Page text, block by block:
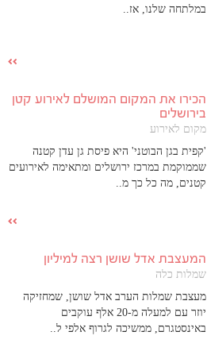
במלתחה שלנו, אז..
הכירו את המקום המושלם לאירוע קטן
בירושלים
מקום לאירוע
'קפית בגן הבוטני' היא פיסת גן עדן קטנה
שממוקמת במרכז ירושלים ומתאימה לאירועים
קטנים, מה כל כך מ..
המעצבת אדל שושן רצה למיליון
שמלות כלה
מעצבת שמלות הערב אדל שושן, שמחזיקה
יוזר עם למעלה מ-20 אלף עוקבים
באינסטגרם, ממשיכה לגרוף אלפי ל..